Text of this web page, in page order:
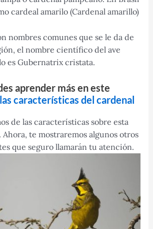
cardeal amarilo (Cardenal amarillo)
nombres comunes que se le da de
el nombre científico del ave
es Gubernatrix cristata.
aprender más en este
las características del cardenal
de las características sobre esta
te mostraremos algunos otros
que seguro llamarán tu atención.